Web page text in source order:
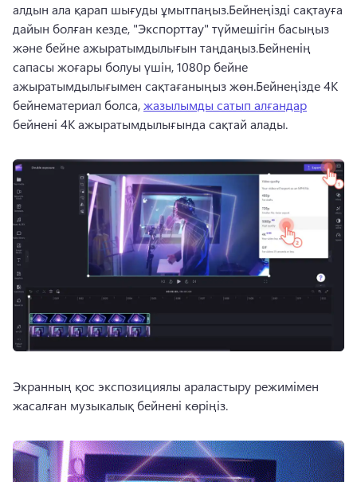
алдын ала қарап шығуды ұмытпаңыз.Бейнеңізді сақтауға
дайын болған кезде, "Экспорттау" түймешігін басыңыз
және бейне ажыратымдылығын таңдаңыз.Бейненің
сапасы жоғары болуы үшін, 1080p бейне
ажыратымдылығымен сақтағаныңыз жөн.Бейнеңізде 4K
бейнематериал болса, жазылымды сатып алғандар
бейнені 4K ажыратымдылығында сақтай алады.
Экранның қос экспозициялы араластыру режимімен
жасалған музыкалық бейнені көріңіз.